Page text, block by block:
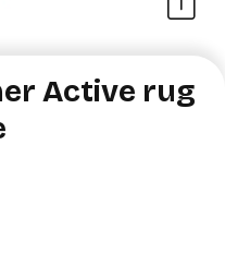
Active rug